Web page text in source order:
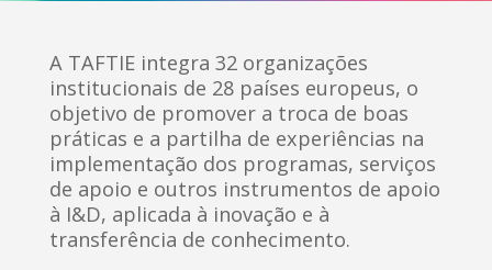
A TAFTIE integra 32 organizações
institucionais de 28 países europeus, o
objetivo de promover a troca de boas
práticas e a partilha de experiências na
implementação dos programas, serviços
de apoio e outros instrumentos de apoio
à I&D, aplicada à inovação e à
transferência de conhecimento.